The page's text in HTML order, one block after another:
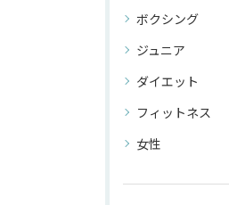
ボクシング
ジュニア
ダイエット
フィットネス
女性